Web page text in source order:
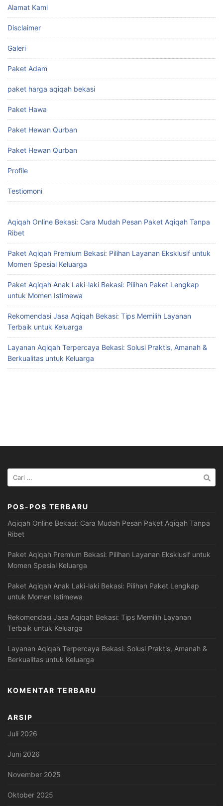
Alamat Kami
Disclaimer
Galeri
Paket Adam
paket harga aqiqah bekasi
Paket Hawa
Paket Hewan Qurban
Paket Hewan Qurban
Profile
Testiomoni
Aqiqah Online Bekasi: Cara Mudah Pesan Paket Aqiqah Tanpa
Ribet
Paket Aqiqah Premium Bekasi: Pilihan Layanan Eksklusif untuk
Momen Spesial Keluarga
Paket Aqiqah Anak Laki-laki Bekasi: Pilihan Paket Lengkap
untuk Momen Istimewa
Rekomendasi Jasa Aqiqah Bekasi: Tips Memilih Layanan
Terbaik untuk Keluarga
Layanan Aqiqah Terpercaya Bekasi: Solusi Praktis, Amanah &
Berkualitas untuk Keluarga
Cari
untuk:
POS-POS TERBARU
Aqiqah Online Bekasi: Cara Mudah Pesan Paket Aqiqah Tanpa
Ribet
Paket Aqiqah Premium Bekasi: Pilihan Layanan Eksklusif untuk
Momen Spesial Keluarga
Paket Aqiqah Anak Laki-laki Bekasi: Pilihan Paket Lengkap
untuk Momen Istimewa
Rekomendasi Jasa Aqiqah Bekasi: Tips Memilih Layanan
Terbaik untuk Keluarga
Layanan Aqiqah Terpercaya Bekasi: Solusi Praktis, Amanah &
Berkualitas untuk Keluarga
KOMENTAR TERBARU
ARSIP
Juli 2026
Juni 2026
November 2025
Oktober 2025